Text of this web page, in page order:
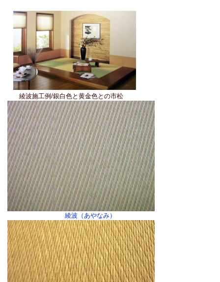
綾波施工例/銀白色と黄金色との市松
綾波（あやなみ）